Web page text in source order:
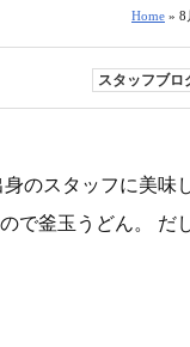
Home » 8
スタッフブロ
のスタッフに美味
で釜玉うどん。 だ